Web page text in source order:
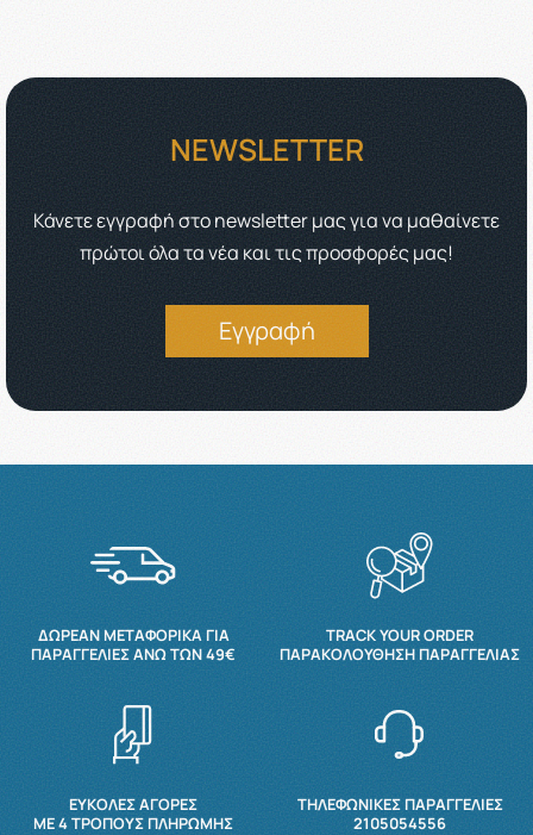
NEWSLETTER
Κάνετε εγγραφή στο newsletter μας για να μαθαίνετε
πρώτοι όλα τα νέα και τις προσφορές μας!
Εγγραφή
ΔΩΡΕΆΝ ΜΕΤΑΦΟΡΙΚΆ ΓΙΑ
ΠΑΡΑΓΓΕΛΊΕΣ ΆΝΩ ΤΩΝ 49€
TRACK YOUR ORDER
ΠΑΡΑΚΟΛΟΎΘΗΣΗ ΠΑΡΑΓΓΕΛΊΑΣ
ΕΥΚΟΛΕΣ ΑΓΟΡΕΣ
ΜΕ 4 ΤΡΌΠΟΥΣ ΠΛΗΡΩΜΉΣ
ΤΗΛΕΦΩΝΙΚΕΣ ΠΑΡΑΓΓΕΛΙΕΣ
2105054556